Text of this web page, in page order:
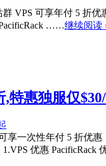
VPS 可享年付 5 折
……继续阅读
特惠独服仅
享一次性年付 5 折优
优惠